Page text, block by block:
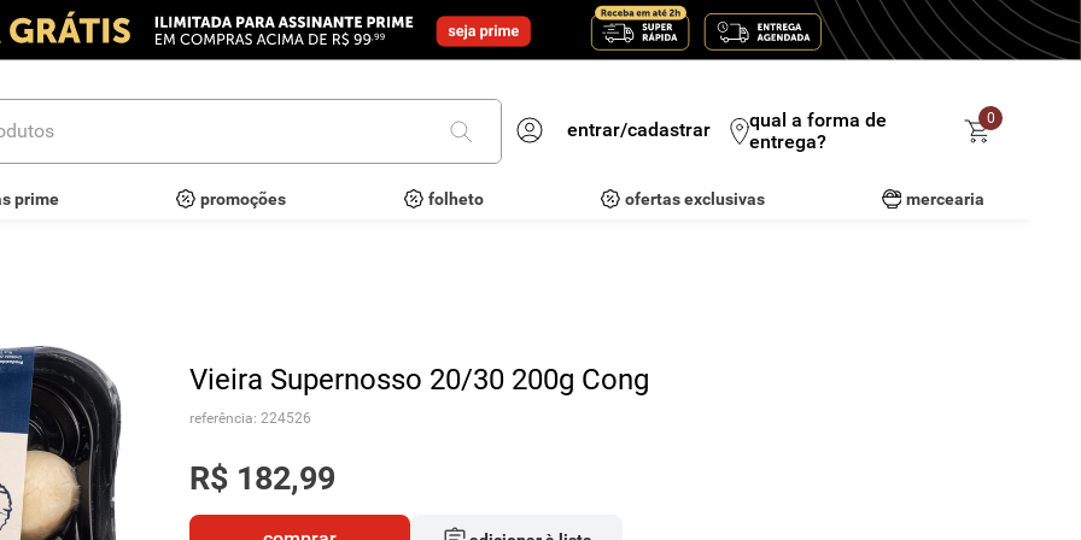
entrar/cadastrar
qual a forma de
entrega?
0
prime promoções folheto ofertas exclusivas mercearia
Vieira Supernosso 20/30 200g Cong
referência:224526
R$ 182,99